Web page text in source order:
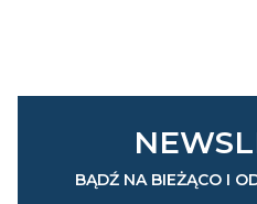
BĄDŹ NA BIEŻĄCO I